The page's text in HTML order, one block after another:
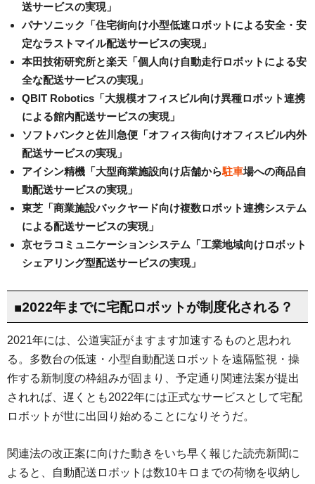
送サービスの実現」
パナソニック「住宅街向け小型低速ロボットによる安全・安
定なラストマイル配送サービスの実現」
本田技術研究所と楽天「個人向け自動走行ロボットによる安
全な配送サービスの実現」
QBIT Robotics「大規模オフィスビル向け異種ロボット連携
による館内配送サービスの実現」
ソフトバンクと佐川急便「オフィス街向けオフィスビル内外
配送サービスの実現」
アイシン精機「大型商業施設向け店舗から駐車場への商品自
動配送サービスの実現」
東芝「商業施設バックヤード向け複数ロボット連携システム
による配送サービスの実現」
京セラコミュニケーションシステム「工業地域向けロボット
シェアリング型配送サービスの実現」
■2022年までに宅配ロボットが制度化される？
2021年には、公道実証がますます加速するものと思われ
る。多数台の低速・小型自動配送ロボットを遠隔監視・操
作する新制度の枠組みが固まり、予定通り関連法案が提出
されれば、遅くとも2022年には正式なサービスとして宅配
ロボットが世に出回り始めることになりそうだ。
関連法の改正案に向けた動きをいち早く報じた読売新聞に
よると、自動配送ロボットは数10キロまでの荷物を収納し